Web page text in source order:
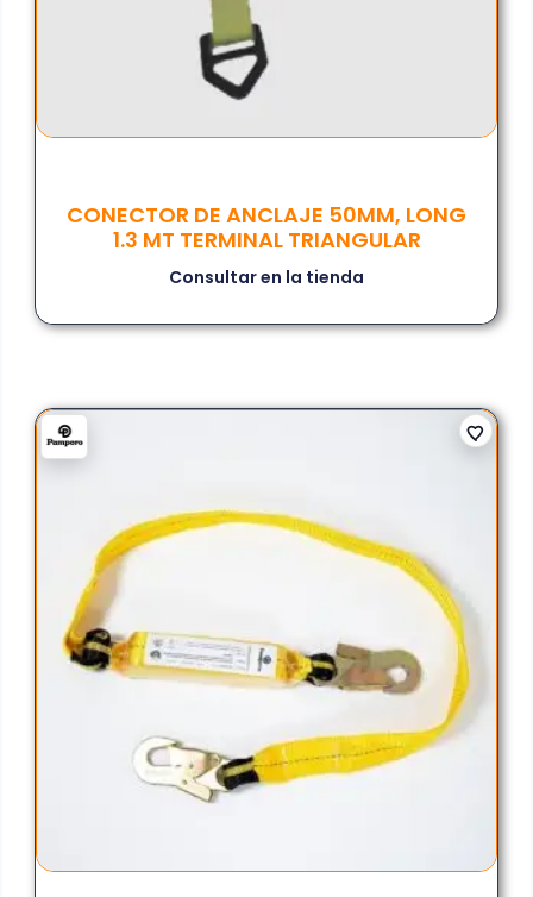
CONECTOR DE ANCLAJE 50MM, LONG
1.3 MT TERMINAL TRIANGULAR
Consultar en la tienda